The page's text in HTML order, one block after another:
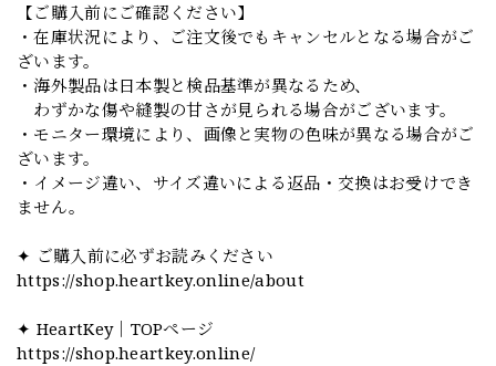
【ご購入前にご確認ください】
・在庫状況により、ご注文後でもキャンセルとなる場合がご
ざいます。
・海外製品は日本製と検品基準が異なるため、
わずかな傷や縫製の甘さが見られる場合がございます。
・モニター環境により、画像と実物の色味が異なる場合がご
ざいます。
・イメージ違い、サイズ違いによる返品・交換はお受けでき
ません。
✦ ご購入前に必ずお読みください
https://shop.heartkey.online/about
✦ HeartKey｜TOPページ
https://shop.heartkey.online/